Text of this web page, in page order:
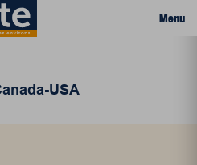
Menu
USA